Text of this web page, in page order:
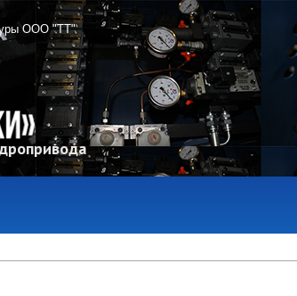
ООО "ТТ"